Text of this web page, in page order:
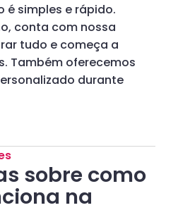
sobre como
na
é simples e rápido.
conta com nossa
tudo e começa a
Também oferecemos
durante